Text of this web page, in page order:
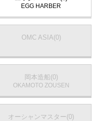
EGG HARBER
OMC ASIA(0)
岡本造船(0)
OKAMOTO ZOUSEN
オーシャンマスター(0)